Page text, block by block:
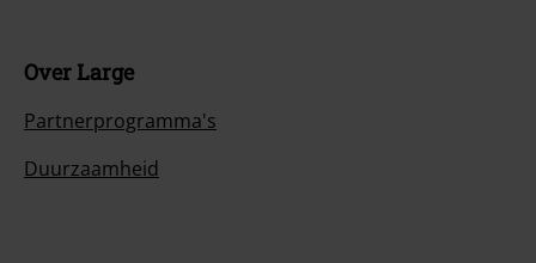
Over Large
Partnerprogramma's
Duurzaamheid